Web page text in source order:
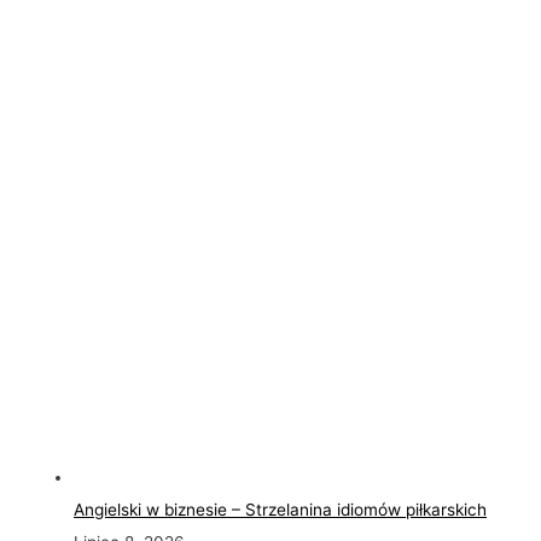
Angielski w biznesie – Strzelanina idiomów piłkarskich